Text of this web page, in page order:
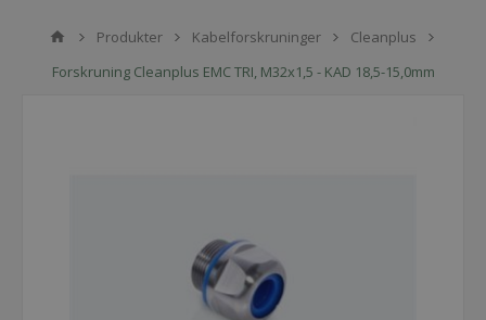
Produkter Kabelforskruninger
Cleanplus
Forskruning Cleanplus EMC TRI, M32x1,5 - KAD 18,5-15,0mm